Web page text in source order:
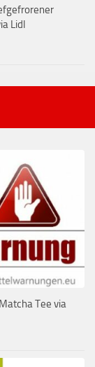
Lidl
Tee via